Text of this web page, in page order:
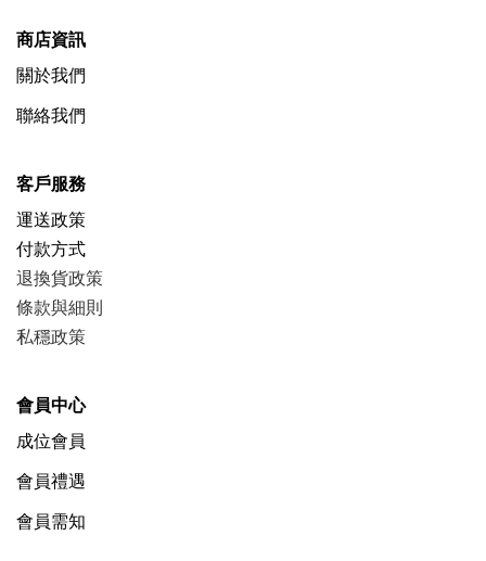
商店資訊
關於我們
聯絡我們
客戶服務
運送政策
付款方式
退換貨政策
條款與細則
私穩政策
會員中心
成位會員
會員禮遇
會員需知